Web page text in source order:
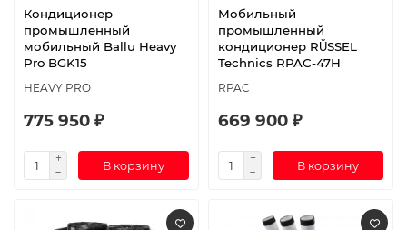
Кондиционер
промышленный
мобильный Ballu Heavy
Pro BGK15
HEAVY PRO
775 950 ₽
В корзину
Мобильный
промышленный
кондиционер RŬSSEL
Technics RPAC-47H
RPAC
669 900 ₽
В корзину